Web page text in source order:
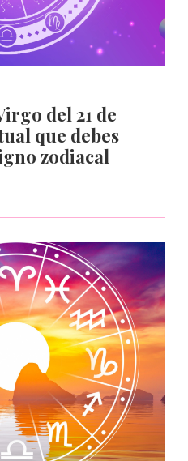
del 21 de
que debes
zodiacal